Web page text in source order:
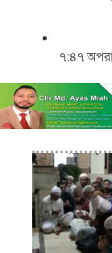
৭:৪৭